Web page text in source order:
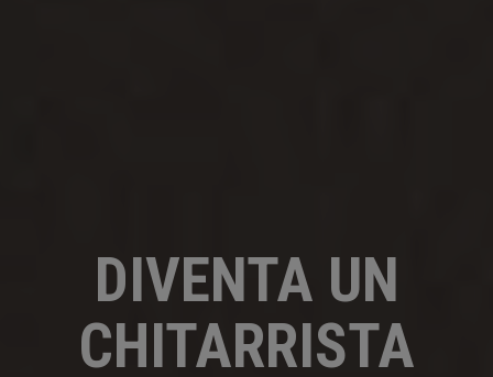
DIVENTA UN
CHITARRISTA